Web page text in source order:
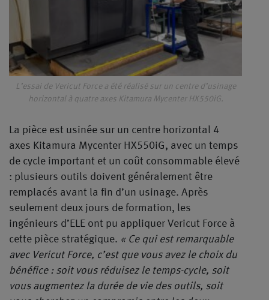
L’essai de Vericut Force a été réalisé sur un centre d’usinage
horizontal à quatre axes Kitamura Mycenter HX550iG.
La pièce est usinée sur un centre horizontal 4
axes Kitamura Mycenter HX550iG, avec un temps
de cycle important et un coût consommable élevé
: plusieurs outils doivent généralement être
remplacés avant la fin d’un usinage. Après
seulement deux jours de formation, les
ingénieurs d’ELE ont pu appliquer Vericut Force à
cette pièce stratégique. « Ce qui est remarquable
avec Vericut Force, c’est que vous avez le choix du
bénéfice : soit vous réduisez le temps-cycle, soit
vous augmentez la durée de vie des outils, soit